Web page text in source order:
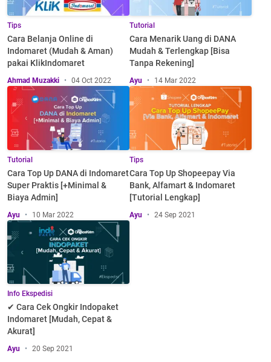
Tips
Cara Belanja Online di
Indomaret (Mudah & Aman)
pakai KlikIndomaret
Ahmad Muzakki 04 Oct 2022
Tutorial
Cara Menarik Uang di DANA
Mudah & Terlengkap [Bisa
Tanpa Rekening]
Ayu 14 Mar 2022
Tutorial
Cara Top Up DANA di Indomaret
Super Praktis [+Minimal &
Biaya Admin]
Ayu 10 Mar 2022
Tips
Cara Top Up Shopeepay Via
Bank, Alfamart & Indomaret
[Tutorial Lengkap]
Ayu 24 Sep 2021
Info Ekspedisi
✔ Cara Cek Ongkir Indopaket
Indomaret [Mudah, Cepat &
Akurat]
Ayu 20 Sep 2021